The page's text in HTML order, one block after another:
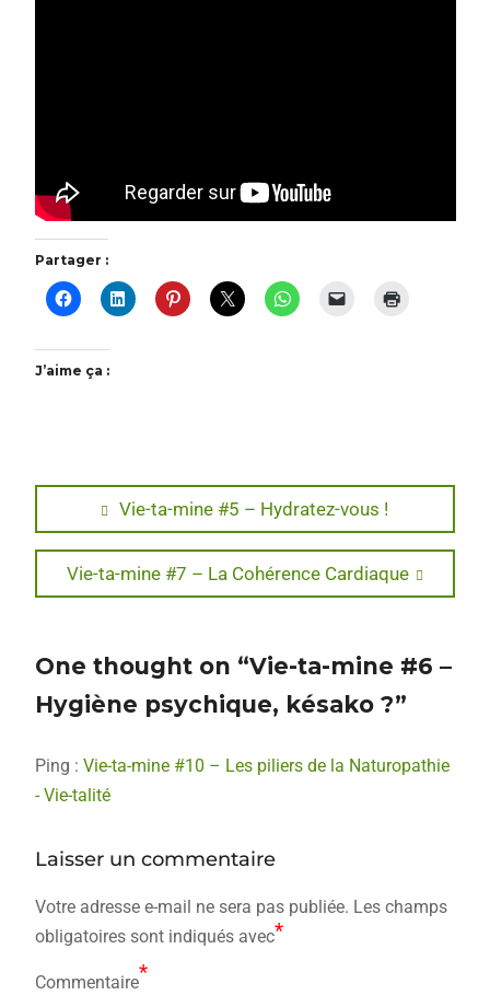
Partager :
J’aime ça :
Navigation
de
l’article
Previous
post:
Vie-ta-mine #5 – Hydratez-vous !
Next
post:
Vie-ta-mine #7 – La Cohérence Cardiaque
One thought on “Vie-ta-mine #6 –
Hygiène psychique, késako ?”
Ping : Vie-ta-mine #10 – Les piliers de la Naturopathie
- Vie-talité
Laisser un commentaire
Votre adresse e-mail ne sera pas publiée. Les champs
obligatoires sont indiqués avec*
Commentaire*